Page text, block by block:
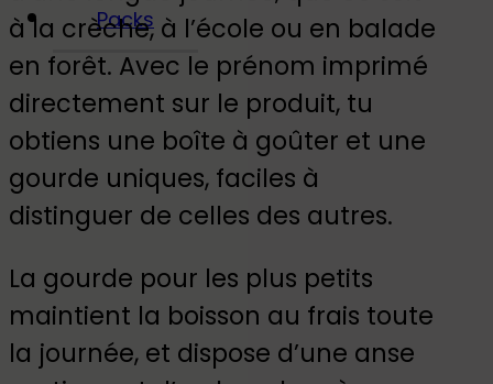
Packs
à la crèche, à l’école ou en balade
en forêt. Avec le prénom imprimé
directement sur le produit, tu
obtiens une boîte à goûter et une
gourde uniques, faciles à
distinguer de celles des autres.
La gourde pour les plus petits
maintient la boisson au frais toute
la journée, et dispose d’une anse